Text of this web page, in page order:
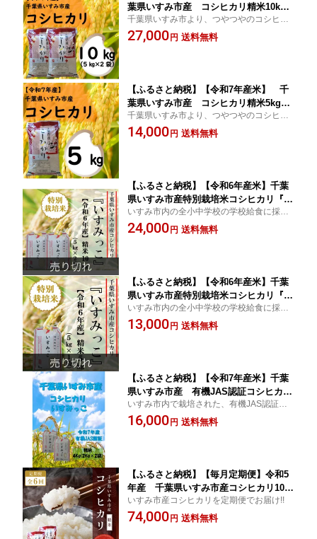
葉県いすみ市産 コシヒカリ精米10kg(5
kg×2袋)【1546629】
千葉県いすみ市より、つやつやのコシヒカ
リをお届けします
27,000 円 送料無料
【ふるさと納税】【令和7年産米】 千
葉県いすみ市産 コシヒカリ精米5kg
【1546630】
千葉県いすみ市より、つやつやのコシヒカ
リをお届けします
14,000 円 送料無料
【ふるさと納税】【令和6年産米】千葉
県いすみ市産特別栽培米コシヒカリ『い
すみっこ』精米10kg(5kg×2袋)【154663
1】
いすみ市内の全小中学校の学校給食に採用
されている特別栽培米コシヒカリです。
24,000 円 送料無料
【ふるさと納税】【令和6年産米】千葉
県いすみ市産特別栽培米コシヒカリ『い
すみっこ』精米5kg(5kg×1袋)【154663
2】
いすみ市内の全小中学校の学校給食に採用
されている特別栽培米コシヒカリです。
13,000 円 送料無料
【ふるさと納税】【令和7年産米】千葉
県いすみ市産 有機JAS認証コシヒカリ
『いすみっこ』 精米4Kg(2Kg×2袋)【1
720079】
いすみ市内で栽培された、有機JAS認証の
コシヒカリです
16,000 円 送料無料
【ふるさと納税】【毎月定期便】令和5
年産 千葉県いすみ市産コシヒカリ10k
g(5kg×2袋)全6回【4004745】
いすみ市産コシヒカリを定期便でお届け!!
74,000 円 送料無料